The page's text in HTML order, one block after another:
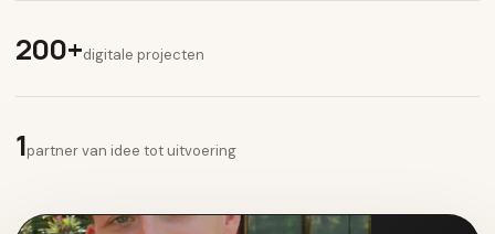
200+digitale projecten
1partner van idee tot uitvoering